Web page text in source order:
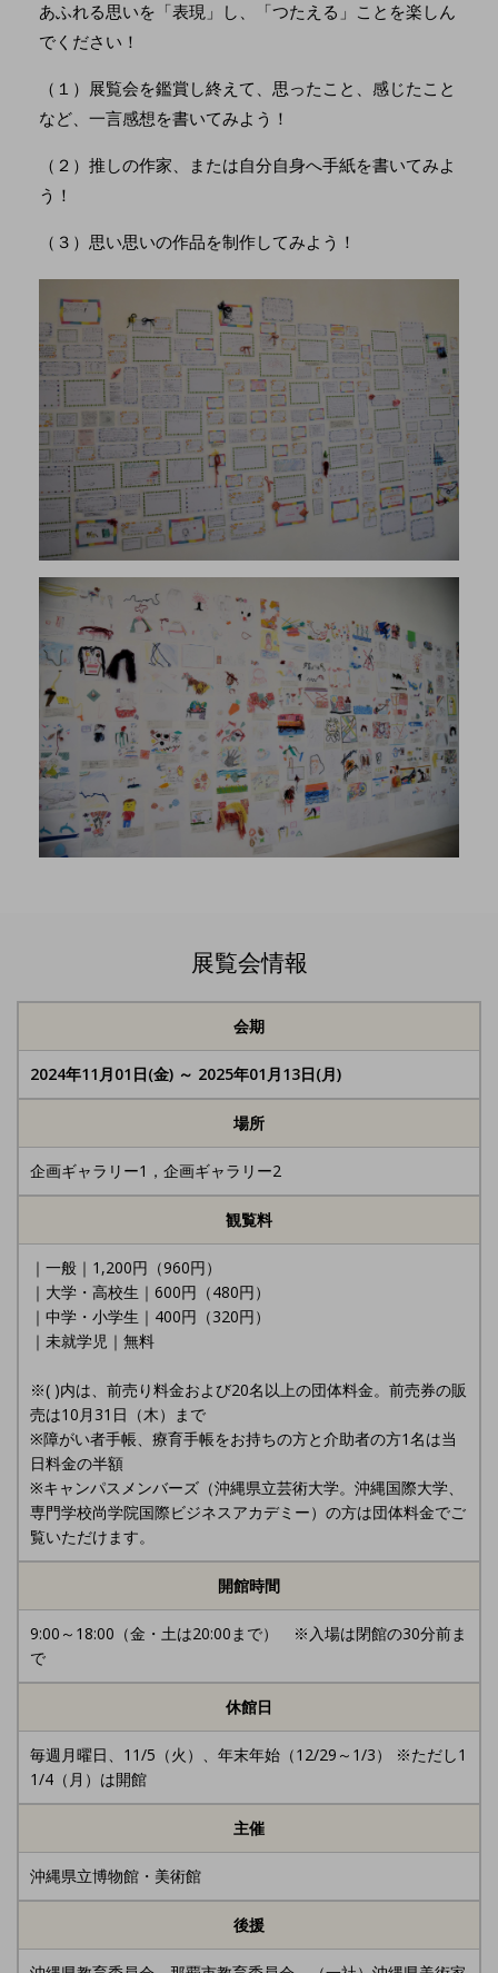
あふれる思いを「表現」し、「つたえる」ことを楽しん
でください！
（１）展覧会を鑑賞し終えて、思ったこと、感じたこと
など、一言感想を書いてみよう！
（２）推しの作家、または自分自身へ手紙を書いてみよ
う！
（３）思い思いの作品を制作してみよう！
展覧会情報
会期
2024年11月01日(金) ～ 2025年01月13日(月)
場所
企画ギャラリー1，企画ギャラリー2
観覧料
｜一般｜1,200円（960円）
｜大学・高校生｜600円（480円）
｜中学・小学生｜400円（320円）
｜未就学児｜無料
※( )内は、前売り料金および20名以上の団体料金。前売券の販
売は10月31日（木）まで
※障がい者手帳、療育手帳をお持ちの方と介助者の方1名は当
日料金の半額
※キャンパスメンバーズ（沖縄県立芸術大学。沖縄国際大学、
専門学校尚学院国際ビジネスアカデミー）の方は団体料金でご
覧いただけます。
開館時間
9:00～18:00（金・土は20:00まで） ※入場は閉館の30分前ま
で
休館日
毎週月曜日、11/5（火）、年末年始（12/29～1/3） ※ただし1
1/4（月）は開館
主催
沖縄県立博物館・美術館
後援